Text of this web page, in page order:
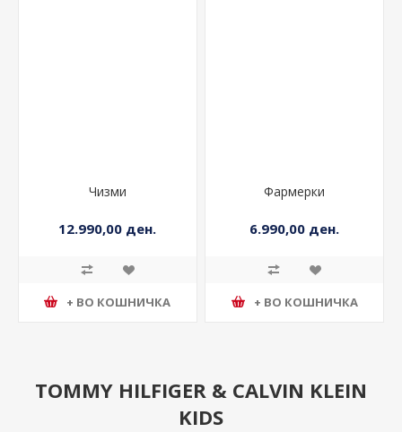
Чизми
12.990,00 ден.
+ ВО КОШНИЧКА
Фармерки
6.990,00 ден.
+ ВО КОШНИЧКА
TOMMY HILFIGER & CALVIN KLEIN
KIDS